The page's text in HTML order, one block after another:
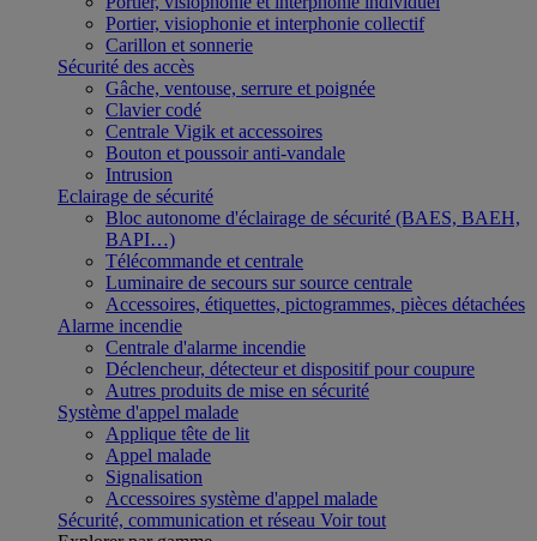
Portier, visiophonie et interphonie collectif
Carillon et sonnerie
Sécurité des accès
Gâche, ventouse, serrure et poignée
Clavier codé
Centrale Vigik et accessoires
Bouton et poussoir anti-vandale
Intrusion
Eclairage de sécurité
Bloc autonome d'éclairage de sécurité (BAES, BAEH,
BAPI…)
Télécommande et centrale
Luminaire de secours sur source centrale
Accessoires, étiquettes, pictogrammes, pièces détachées
Alarme incendie
Centrale d'alarme incendie
Déclencheur, détecteur et dispositif pour coupure
Autres produits de mise en sécurité
Système d'appel malade
Applique tête de lit
Appel malade
Signalisation
Accessoires système d'appel malade
Sécurité, communication et réseau Voir tout